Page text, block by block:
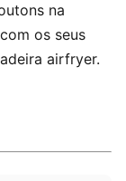
na
os seus
airfryer.